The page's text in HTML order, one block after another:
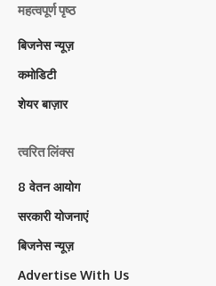
महत्वपूर्ण पृष्ठ
बिजनेस न्यूज़
कमोडिटी
शेयर बाज़ार
त्वरित लिंक्स
8 वेतन आयोग
सरकारी योजनाएं
बिजनेस न्यूज़
Advertise With Us